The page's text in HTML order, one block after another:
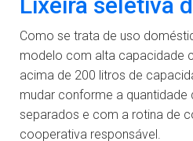
Como se trata de uso
modelo com alta capacidade
acima de 200 litros de
mudar conforme a quantidade
separados e com a rotina de
cooperativa responsável.